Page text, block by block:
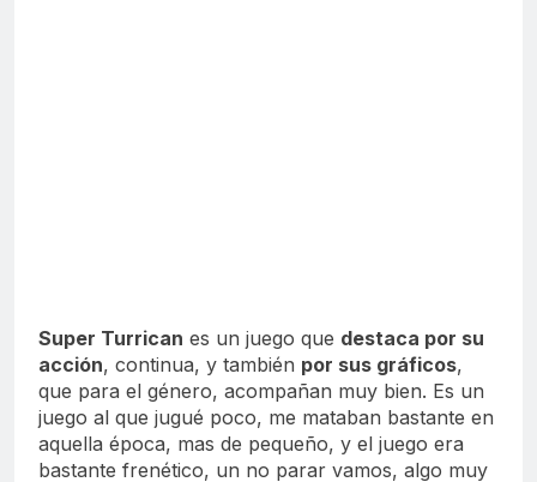
Super Turrican es un juego que destaca por su
acción, continua, y también por sus gráficos,
que para el género, acompañan muy bien. Es un
juego al que jugué poco, me mataban bastante en
aquella época, mas de pequeño, y el juego era
bastante frenético, un no parar vamos, algo muy